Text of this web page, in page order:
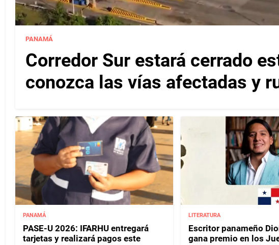
PANAMÁ
Corredor Sur estará cerrado
conozca las vías afectadas y
PANAMÁ
PASE-U 2026: IFARHU entregará
tarjetas y realizará pagos este
LITERATURA
Escritor panameño
gana premio en los